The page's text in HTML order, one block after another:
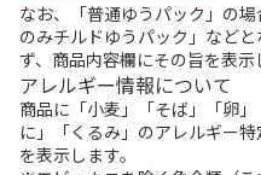
なお、「普通ゆうパック」の
のみチルドゆうパック」など
ず、商品内容欄にその旨を表示
アレルギー情報について
商品に「小麦」「そば」「卵
に」「くるみ」のアレルギー
を表示します。